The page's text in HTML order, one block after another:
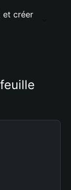
et créer